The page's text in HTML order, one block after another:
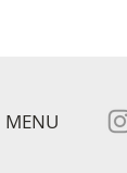
MENU